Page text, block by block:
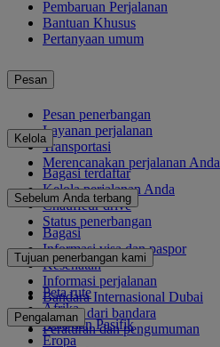
Pembaruan Perjalanan
Bantuan Khusus
Pertanyaan umum
Pesan
Pesan penerbangan
Layanan perjalanan
Transportasi
Merencanakan perjalanan Anda
Kelola
Bagasi terdaftar
Kelola perjalanan Anda
Chauffeur drive
Status penerbangan
Sebelum Anda terbang
Bagasi
Informasi visa dan paspor
Kesehatan
Informasi perjalanan
Bandara Internasional Dubai
Ke dan dari bandara
Peraturan dan pengumuman
Tujuan penerbangan kami
Peta rute
Afrika
Asia dan Pasifik
Eropa
Pengalaman